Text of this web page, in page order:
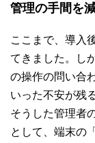
管理の手間を
ここまで、導入
てきました。し
の操作の問い合
いった不安が残
そうした管理者
として、端末の